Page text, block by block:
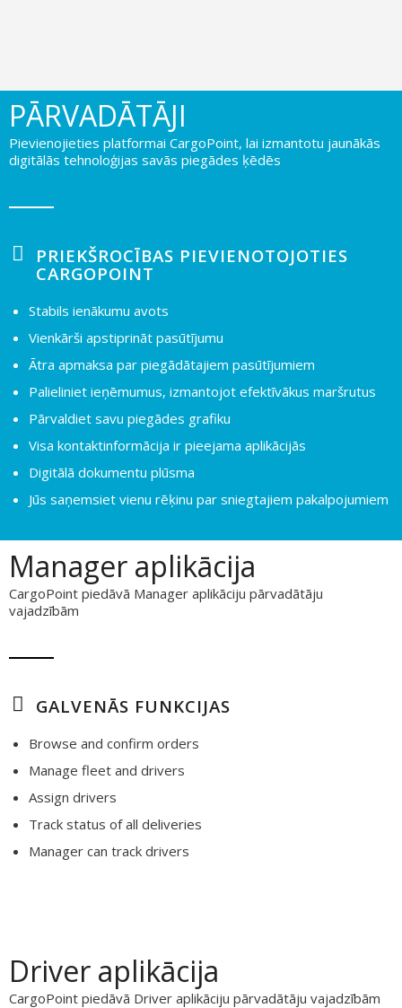
PĀRVADĀTĀJI
Pievienojieties platformai CargoPoint, lai izmantotu jaunākās
digitālās tehnoloģijas savās piegādes ķēdēs
PRIEKŠROCĪBAS PIEVIENOTOJOTIES
CARGOPOINT
Stabils ienākumu avots
Vienkārši apstiprināt pasūtījumu
Ātra apmaksa par piegādātajiem pasūtījumiem
Palieliniet ieņēmumus, izmantojot efektīvākus maršrutus
Pārvaldiet savu piegādes grafiku
Visa kontaktinformācija ir pieejama aplikācijās
Digitālā dokumentu plūsma
Jūs saņemsiet vienu rēķinu par sniegtajiem pakalpojumiem
Manager aplikācija
CargoPoint piedāvā Manager aplikāciju pārvadātāju
vajadzībām
GALVENĀS FUNKCIJAS
Browse and confirm orders
Manage fleet and drivers
Assign drivers
Track status of all deliveries
Manager can track drivers
Driver aplikācija
CargoPoint piedāvā Driver aplikāciju pārvadātāju vajadzībām